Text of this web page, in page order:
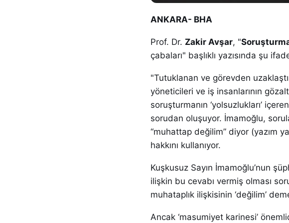
ANKARA- BHA
Prof. Dr. Zakir Avşar, "
çabaları" başlıklı yazısında şu
"Tutuklanan ve görevden
yöneticileri ve iş insanlarının
soruşturmanın ‘yolsuzlukları’
sorudan oluşuyor. İmamoğlu,
“muhattap değilim” diyor (yazım
hakkını kullanıyor.
Kuşkusuz Sayın İmamoğlu’nun
ilişkin bu cevabı vermiş olması
muhataplık ilişkisinin ‘değilim’
Ancak ‘masumiyet karinesi’